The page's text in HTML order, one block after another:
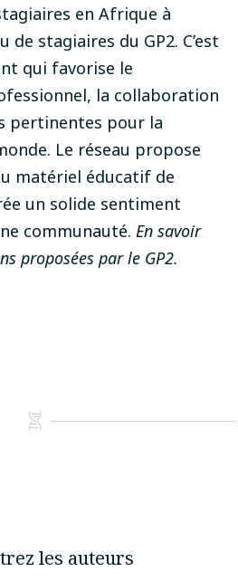
en Afrique à
stagiaires du GP2. C’est
qui favorise le
la collaboration
pertinentes pour la
Le réseau propose
matériel éducatif de
un solide sentiment
communauté. En savoir
proposées par le GP2.
les auteurs